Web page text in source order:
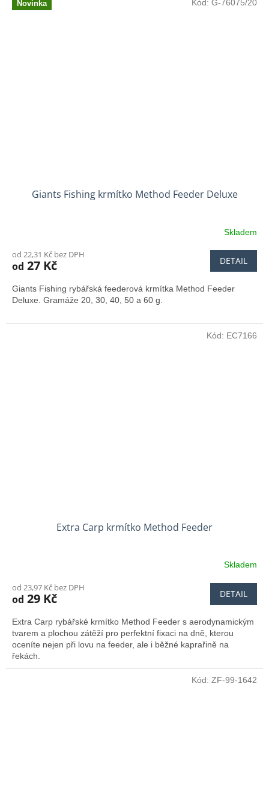
Novinka
Giants Fishing krmítko Method Feeder Deluxe
Skladem
od 22,31 Kč bez DPH
od 27 Kč DETAIL
Giants Fishing rybářská feederová krmítka Method Feeder
Deluxe. Gramáže 20, 30, 40, 50 a 60 g.
Kód: G-76075/20
Extra Carp krmítko Method Feeder
Skladem
od 23,97 Kč bez DPH
od 29 Kč DETAIL
Extra Carp rybářské krmítko Method Feeder s aerodynamickým
tvarem a plochou zátěží pro perfektní fixaci na dně, kterou
oceníte nejen při lovu na feeder, ale i běžné kaprařině na
řekách.
Kód: EC7166
Kód: ZF-99-1642